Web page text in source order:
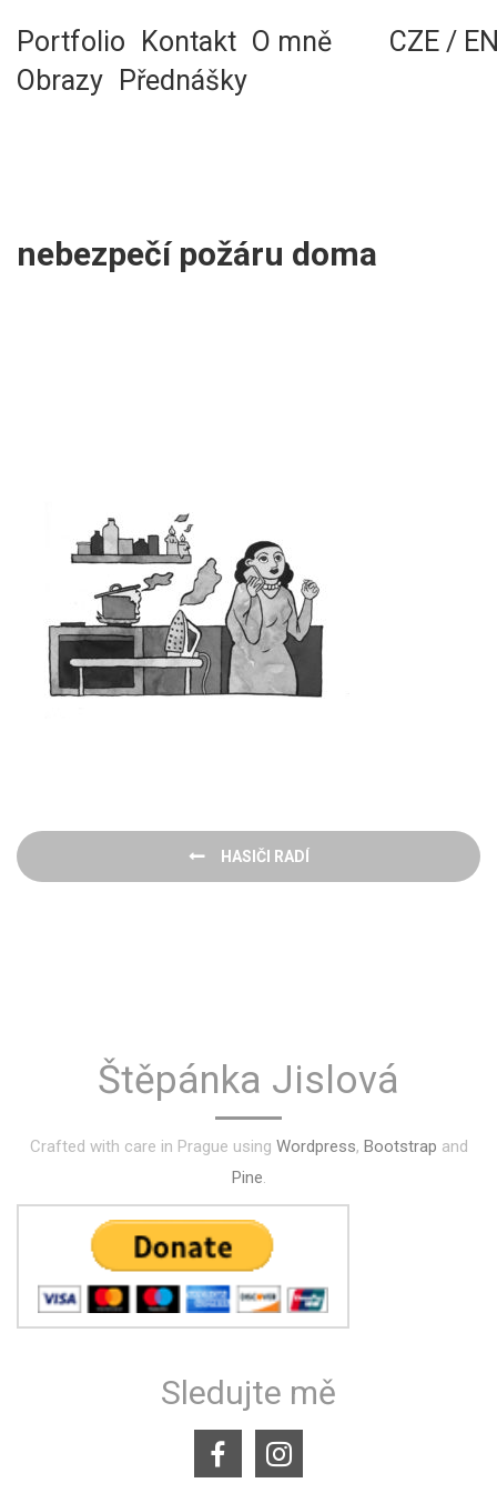
content
Portfolio Kontakt O mně
Obrazy
Přednášky
CZE /
nebezpečí požáru doma
Navigace
pro
HASIČI RADÍ
Štěpánka Jislová
Crafted with care in Prague using Wordpress, Bootstrap and
Pine.
Sledujte mě